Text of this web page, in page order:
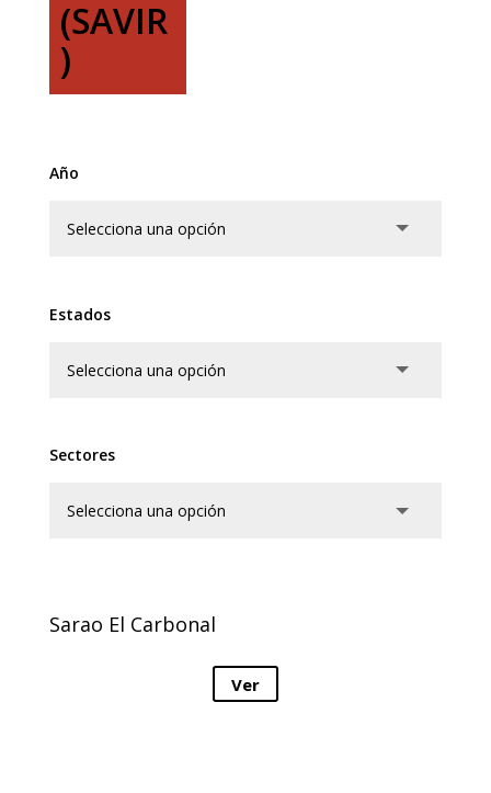
(SAVIR
)
Año
Estados
Sectores
Sarao El Carbonal
Ver